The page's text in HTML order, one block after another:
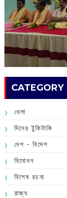
CATEGORY
খেলা
দিনের টুকিটাকি
দেশ - বিদেশ
বিনোদন
বিশেষ রচনা
রাজ্য